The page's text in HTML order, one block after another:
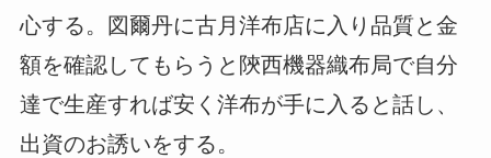
心する。図爾丹に古月洋布店に入り品質と金
額を確認してもらうと陝西機器織布局で自分
達で生産すれば安く洋布が手に入ると話し、
出資のお誘いをする。